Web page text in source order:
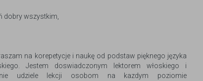
dobry wszystkim,
na korepetycje i naukę od podstaw pięknego języka
Jestem doswiadczonym lektorem włoskiego i
udziele lekcji osobom na kazdym poziomie